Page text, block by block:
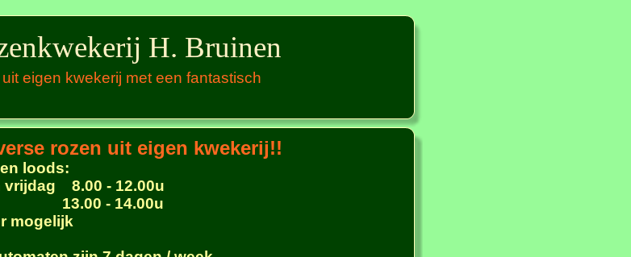
H. Bruinen
eigen kwekerij met een fantastisch
rozen uit eigen kwekerij!!
loods:
vrijdag 8.00 - 12.00u
13.00 - 14.00u
mogelijk